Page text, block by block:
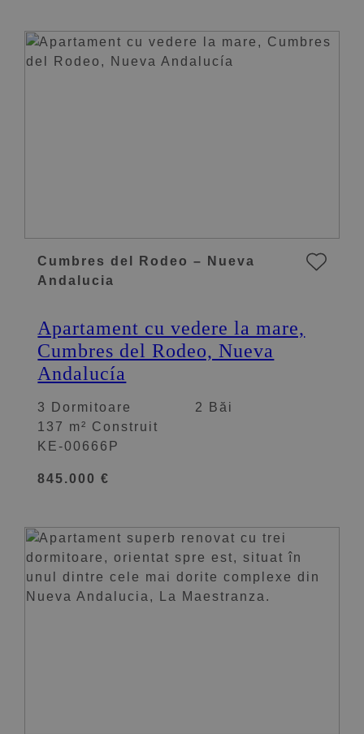
Cumbres del Rodeo – Nueva
Andalucia
Apartament cu vedere la mare,
Cumbres del Rodeo, Nueva
Andalucía
3 Dormitoare
2 Băi
137 m² Construit
845.000 €
KE-00666P